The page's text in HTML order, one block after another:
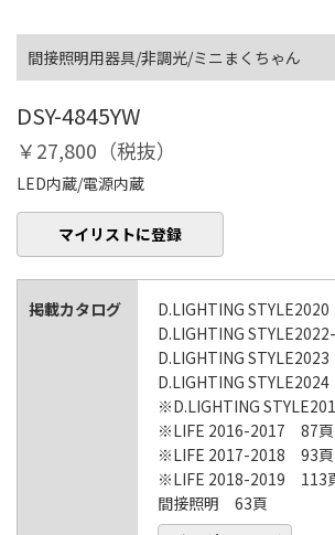
間接照明用器具/非調光/ミニまくちゃん
DSY-4845YW
￥27,800（税抜）
LED内蔵/電源内蔵
マイリストに登録
掲載カタログ
D.LIGHTING
D.LIGHTING
D.LIGHTING
D.LIGHTING
※D.LIGHTING
※LIFE 2016-2017 87頁
※LIFE 2017-2018 93頁
※LIFE 2018-2019 113
間接照明 63頁